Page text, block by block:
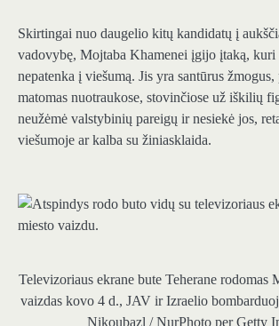
Skirtingai nuo daugelio kitų kandidatų į
vadovybę, Mojtaba Khamenei įgijo įtaką, kuri
nepatenka į viešumą. Jis yra santūrus žmogus,
matomas nuotraukose, stovinčiose už iškilių
neužėmė valstybinių pareigų ir nesiekė jos,
viešumoje ar kalba su žiniasklaida.
Televizoriaus ekrane bute Teherane rodomas
vaizdas kovo 4 d., JAV ir Izraelio
Nikoubazl / NurPhoto per Getty